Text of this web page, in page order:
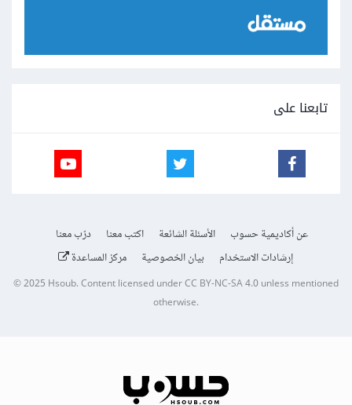
تابعنا على
عن أكاديمية حسوب الأسئلة الشائعة اكتب معنا
درّب معنا
إرشادات الاستخدام
بيان الخصوصية مركز المساعدة
© 2025Hsoub.Content licensed underCC BY-NC-SA 4.0unless mentioned
otherwise.